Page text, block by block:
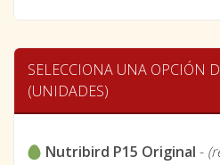
SELECCIONA UNA OPCIÓN
(UNIDADES)
Nutribird P15 Original -